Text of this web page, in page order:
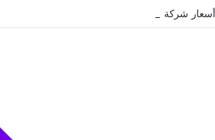
أسعار شركة مكافحة النمل الابيض في العين 2026